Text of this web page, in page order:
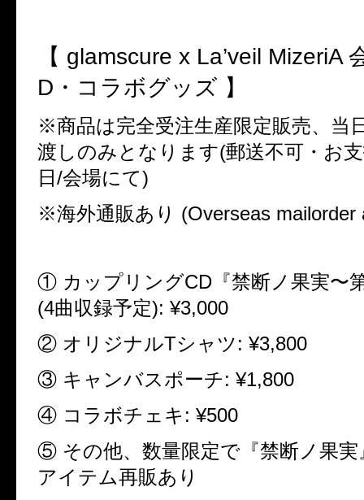
【 glamscure x La’veil MizeriA
D・コラボグッズ 】
※商品は完全受注生産限定販売、当
渡しのみとなります(郵送不可・お
日/会場にて)
※海外通販あり (Overseas mailorder
① カップリングCD『禁断ノ果実〜
(4曲収録予定): ¥3,000
② オリジナルTシャツ: ¥3,800
③ キャンバスポーチ: ¥1,800
④ コラボチェキ: ¥500
⑤ その他、数量限定で『禁断ノ果実
アイテム再販あり